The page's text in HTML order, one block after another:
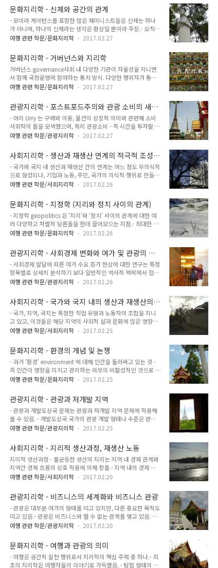
둠. 1880년부터 1930년까지 백인성의 '재앙' perils 과 문제점
들 - 즉 백인성 ..
것으로 간주.- 이런 특성은 개인의 의미와 경험의 요소들을 정의
하고 통합하며, 개성이 만들어지는 기반을 제공.- 정체성 논의에
서 핵심적 과제는 내부의 친숙한 주체 공간을, 일종의 맥락이라
고 간주되는 외부 세계의 대상과 열정, 일시적 경험들로부터 분
리, 밀폐시키는 것.- 인간 정체성은 대체로 개인에 의해 '수용'되
'젠더', '민족 정체성' 등은 그러한 사회적 범주들의 공유된 내..
문화지리학 - 신체와 공간의 관계
- 모이라 게이턴스를 포함한 많은 페미니스트들은 신체는 하나
가 아니며, 하나의 신체라는 생각은 환상일 뿐이라 주장.- 오직
복수의 몸들만이 존재할 뿐이며, 여성과 남성의 몸이 차별화되는
신체는 내외적으로 존재하는 다중성으로 인해 어떤 하나의 확실
한 정의를 받아들이기 어려움.- 신체의 의미는 그 의미를 보다 완
전하게 이해하려고 하는 사람들로 인해 다의적이고 종종 모호하
며, 때로는 회피적이고 항상 논란의 여지가 있다는 것이 되어버
림. - 캐시 데이비스는 몸에 대한 관심이 고조된 이유들을 다음과
가는 방식을 단순히 재현하는 존재가 아니라 자기 표현의 수단이
기 때문.2. 몸에 대한 관심..
여행 관련 학문/문화지리학 2017.02.27
문화지리학 - 거버넌스와 지리학
거버넌스 governance사회 내 다양한 기관이 자율성을 지니면
서 함께 국정운영에 참여하는 통치 방식. 다양한 행위자가 통치
에 참여 및 협력하는 점을 강조하며, 통치나 지배의 의미보다는
포함해, 경관 상에 분포하는 사회 경제 활동들을 지배, 유도, 촉
진하기 위한 사회적 조정양식을 일컬음.- 일반적으로 사회과학
적 연구는 거버넌스의 '거버넌스 수행' the performance of
governance 와 거버넌스 역량 the capacity to govern 문제
에 집중.- 거버넌스 수행은 활동을 조종 또는 조정하는 행동과 행
거버넌스를 행하는 행위자와 기관 간의 관계, 행위자 사..
여행 관련 학문/문화지리학 2017.02.27
관광지리학 - 포스트포드주의와 관광 소비의 새로
운 형태
- 어리 Urry 는 구매와 이용, 물건의 상징적 의미와 관련해 소비
사회학의 틀을 모색했으며, 특히 관광소비 - 즉 시간을 투자할 수
있는 능력과 일을 여가 활동으로 대체할 수 있는 능력에 관심을
서 포스트모더니즘, 즉 생산과 소비형태가 포디즘 (포드주의)에
서 포스트포드주의로 전이되는 과정에서 나옴.- 관광 분야에서
도 대량 관광에서 탈피해 최상의 선택과 다양성으로 그 특징을
말할 수 있는 포스트포드주의 소비형태가 나타나고 있음. 포드주
의는 2차 세계대전 이후 대량 생산과 대량 소비를 지향하는 자본
주의는 포드주의에 반대하는 움직임. 포드주의는 소품종 대량생
산, 포스트포드주의는 다품종 소량생산..
여행 관련 학문/관광지리학 2017.02.27
사회지리학 - 생산과 재생산 연계의 적극적 조성
및 현재 변화 모습
- 국가와 국지 내 생산과 재생산 간의 연계는 어느 정도 무의식적
으로 형성되나, 기업과 노동, 주민, 국가의 의식적 행위로 만들어
지기도 함. - 고용자들은 종종 노동력과 그 재생산을 자신들에게
력적 관계를 구축하고 국지적인 재생산 관련 제도에 장기적으로
영향력을 행사하기 위한 생산을 한 장소에 오랫동안 유지할 수
있음.- 이러한 영향력은 한 기업이 국지적인 고용을 지배하는 '기
업도시'에서 가장 현저히 나타남.- 이때 기업은 복지시설과 같은
당근과 기업에 대한 사람들의 의존성과 같은 채찍을 통해 주민들
회조건이 고용자들의 통제에서 벗어날 수 있으며, 이 경우 고용
자들은 생산을 다른 지역..
여행 관련 학문/사회지리학 2017.02.26
문화지리학 - 지정학 (지리와 정치 사이의 관계)
- 지정학 geopolitics 은 '지리'와 '정치' 사이의 관계에 대한 여
러 다양하고 차별적 담론들을 한데 끌어모으는 지점.- 최대한 광
의의 측면에서 보면 지적학적인 것은 전통적으로 '지리'적인 것
한 것으로 이해할 수 있음.- 어떤 사람들은 지정학의 대상을 산,
강, 토양, 기후, 입지 등과 같은 지리적인 형태와 국가 및 국민 공
동체와 같은 정치적 구조 사이의 객관적 관계로 이해. 이러한 관
계는 마치 자연의 일부처럼 영속적이고 변화하지 않는 고정된 지
리적 형태와 그러한 자연 환경이 제약하거나 결정하는 인문적 구
학적 변증법을 그 중심적 범주로 설정. 육지 세력 대 해양 세력,
해..
여행 관련 학문/문화지리학 2017.02.26
관광지리학 - 사회경제 변화와 여가 및 관광의 발
달
- 사회경제 발달에 따른 여가 수요 증가 현상에 대한 연구는 특정
항목별로 상세히 분석하기 보다 일반적인 역사적 맥락에서 접근
하는 것이 쉬움.- 그동안 여가 수요의 증가 원인을 설명하기 위한
모형에 근거를 둠.- '가치와 생활방식 모형' value & lifestyle 은
생활 방식의 측정 및 유형화에 삶의 가치관이 가장 중요한 요소
라 간주하는 가치 측정 도구.- 가치와 생활방식 모형은 특정 사회
의 수요 특성을 조사하거나 어떤 현상의 시간에 따른 변화를 검
증하는 분석적 틀로 사용 가능.- 경제가 고도로 발달된 곳의 '가
생존자형 : 주류 사회에서 격리된 불이익 집단- 생계유지형 ..
여행 관련 학문/관광지리학 2017.02.26
사회지리학 - 국가와 국지 내의 생산과 재생산의
연계
- 국가, 지역, 국지는 특정한 직업 유형과 노동자의 조합을 지니
고 있고, 이것들은 해당 지역의 사회적 삶과 문화에 많은 영향을
미침.- 임금과 그 시간적 안정성 및 장기적인 증가 전망은 재생산
업, 개별 직업의 안정성과 근로 시간 등은 가구 구성과 가내 노동
의 분업에 큰 영향을 미치며, 이러한 것들의 사회적 차이에 대한
대중적 편견에도 커다란 영향을 미침.- 임금, 고용 안정성, 승진
전망, 기술은 자신과 타인의 눈에 비추어지는 사람들의 사회적
지위에 큰 영향을 미치며, 이러한 지위는 사람들의 사회적 위상
른 지역에서 갖는 구직 가능성은 자신의 가구와 살고 있는 지역
내의 ..
여행 관련 학문/사회지리학 2017.02.25
문화지리학 - 환경의 개념 및 논쟁
- 과거 '환경' environment 에 대해 인간을 둘러싸고 있는 것 -
즉 인간이 영향을 미치고 관리하는 외부의 비활성적인 것으로 단
순히 정의.- 최근 이론적 발전과 정책적 관심은 환경으로부터 도
있음.- 환경은 더 이상 무비판적으로 받아들여지는 개념이 아니
라 문화지리학에 필요한 논쟁적 개념이 됨.- 문화지리학에서 '환
경' environment 에 대한 개념적 논쟁은 사회학, 철학, 정치학
의 작업에 기초해 몇 가지 영역에서 이루어짐. 1. 환경 개념 자체
를 둘러싼 논쟁- 환경에 대한 연구는 종종 문장에 따라 '자연'과
포괄하면서 자연개념과 환경개념을 다소 안..
여행 관련 학문/문화지리학 2017.02.25
관광지리학 - 관광과 저개발 지역
- 관광과 개발도상국 문제는 관광과 저개발 지역 문제에 적용해
볼 수 있음. - 개발도상국 국가의 관광 개발 형태나 수준은 관광
개발을 위해 잠재적 관광 송출국과의 사회 기반 시설이나 사회적
의존할 수 밖에 없는 상황.- 그러나 관광은 개발 단계에서 단순히
보조적 역할만 하지 않고 그 이상을 수행할 정도로 주체적. - 회
사가 커질수록 시장은 더 명확해지고 주변 국가에 대한 중심국가
의 영향력도 커짐.- 관광 경제의 도입이 강력하더라도 관광에서
는 주변국이 중심국에 미치는 옇양이 제한적.- 관광의 흐름은 무
로 이동. 그러나 동시에 관광으로 인해 제1세계와 제3세계 사이
에 재화가 아닌 사람이 이동..
여행 관련 학문/관광지리학 2017.02.25
사회지리학 - 지리적 생산과정, 재생산 노동
지리적 생산과정 - 불균등한 생산의 지리는 지역 내 경제 관계와
지역간 경제 흐름의 상호 작용에 의해 창출.- 지역 내의 경제 관
계에서 가장 중요한 유형들은 다음과 같음.기업과 노동력 간의
관계기업과 공급하거나 공급받는 다른 기업간의 관계기업과 금
융기관 간의 관계기업, 교통, 통신 관련 인프라 간의 관계이상의
모든 것과 경제 조직, 국가의 각 부처간 관계- 지역 간 경제 흐름
은 상품과 서비스 교역, 투자 또는 투기를 위한 자금, 노동, 생산
설비, 경제적으로 유용한 지식을 포함.- 한 지역의 내적인 관계는
있으며, 어떤 특정 산업에서 일밙거이게 되고, 결과적으로 지역
특화가 이루어지..
여행 관련 학문/사회지리학 2017.02.20
관광지리학 - 비즈니스의 세계화와 비즈니스 관광
- 관광은 대부분 여가의 형태를 띠고 있지만, 다른 중요한 목적도
띠고 있음.- 관광은 비즈니스와 뗄 수 없는 관계를 맺고 있음. 더
욱이 최근의 국제 비즈니스 관광의 성장은 경제의 세계화와 맥을
사적 결과라 주장. 상품 자본 (무역) 에서 화폐자본 (투자)으로,
그리고 생산 자본까지 이동하며, 각 단계에서 국제 관광의 새로
운 형태와 수준이 생겨나는 것을 볼 수 있음.- 20세기 말 국제 비
즈니스 여행은 하나의 세련된 문화로, 포상여행, 국제회의, 비즈
여행 관련 학문/관광지리학 2017.02.20
문화지리학 - 여행과 관광의 의미
- 여행은 공간적 실천 행위로서 지리학의 핵심 주제 중 하나.- 최
초의 지리학은 여행자들의 이야기로 가득했음. - 탐험 형태의 여